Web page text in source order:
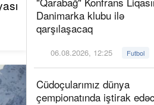
Danimarka klubu ilə
qarşılaşacaq
06.08.2026, 12:25 Futbol
Cüdoçularımız dünya
çempionatında iştirak